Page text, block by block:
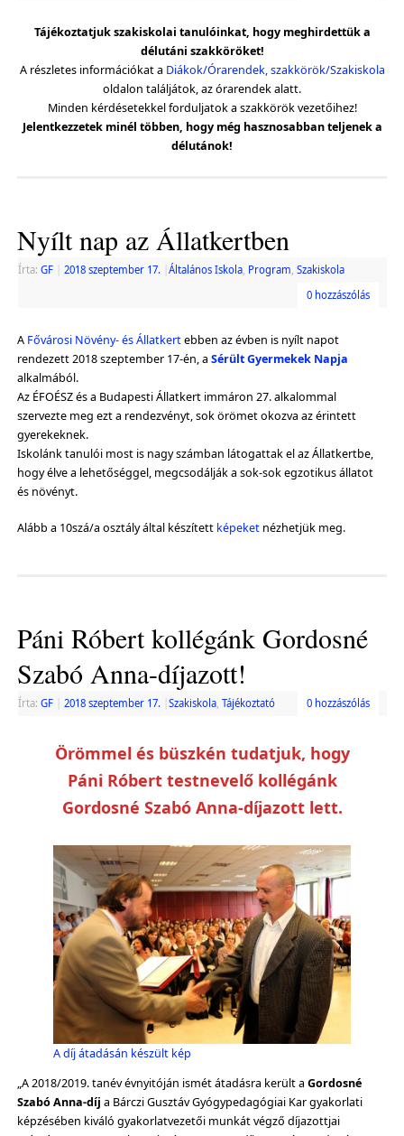
Tájékoztatjuk szakiskolai tanulóinkat, hogy meghirdettük a
délutáni szakköröket!
A részletes információkat a Diákok/Órarendek, szakkörök/Szakiskola
oldalon találjátok, az órarendek alatt.
Minden kérdésetekkel forduljatok a szakkörök vezetőihez!
Jelentkezzetek minél többen, hogy még hasznosabban teljenek a
délutánok!
Nyílt nap az Állatkertben
Írta: GF 2018 szeptember 17. Általános Iskola, Program Szakiskola
0 hozzászólás
A Fővárosi Növény- és Állatkertebben az évben is nyílt napot
rendezett 2018 szeptember 17-én, a Sérült Gyermekek Napja
alkalmából.
Az ÉFOÉSZ és a Budapesti Állatkert immáron 27. alkalommal
szervezte meg ezt a rendezvényt, sok örömet okozva az érintett
gyerekeknek.
Iskolánk tanulói most is nagy számban látogattak el az Állatkertbe,
hogy élve a lehetőséggel, megcsodálják a sok-sok egzotikus állatot
és növényt.
Alább a 10szá/a osztály által készített képeketnézhetjük meg.
Páni Róbert kollégánk Gordosné
Szabó Anna-díjazott!
Írta: GF 2018 szeptember 17. Szakiskola, Tájékoztató 0 hozzászólás
Örömmel és büszkén tudatjuk, hogy
Páni Róbert testnevelő kollégánk
Gordosné Szabó Anna-díjazott lett.
A díj átadásán készült kép
„A 2018/2019. tanév évnyitóján ismét átadásra került a Gordosné
Szabó Anna-díj a Bárczi Gusztáv Gyógypedagógiai Kar gyakorlati
képzésében kiváló gyakorlatvezetői munkát végző díjazottjai